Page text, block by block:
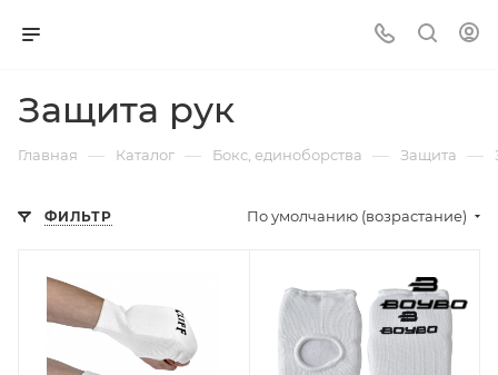
Защита рук
Главная — Каталог — Бокс, единоборства — Защита —
ФИЛЬТР По умолчанию (возрастание)